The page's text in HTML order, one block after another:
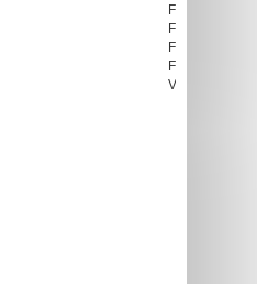
Fundació
Fundació
Fundació
Fundació
Valencia BC